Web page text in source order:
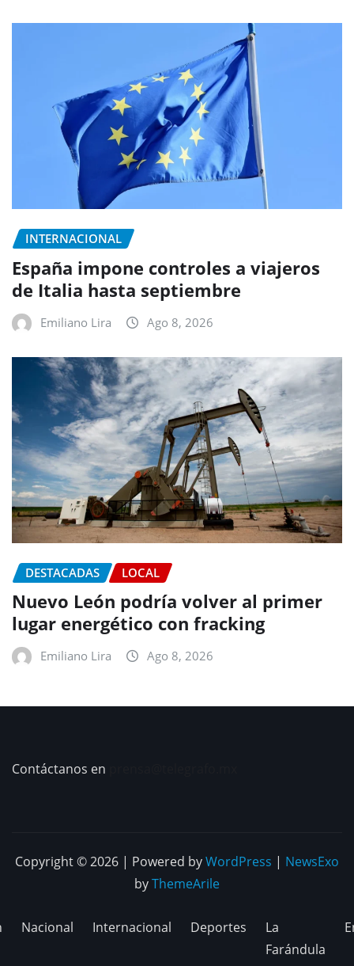
INTERNACIONAL
España impone controles a viajeros
de Italia hasta septiembre
Emiliano Lira Ago 8, 2026
DESTACADAS LOCAL
Nuevo León podría volver al primer
lugar energético con fracking
Emiliano Lira Ago 8, 2026
Contáctanos en
Copyright © 2026 | Powered byWordPress | NewsExo
byThemeArile
Nacional Internacional Deportes
La
Farándula